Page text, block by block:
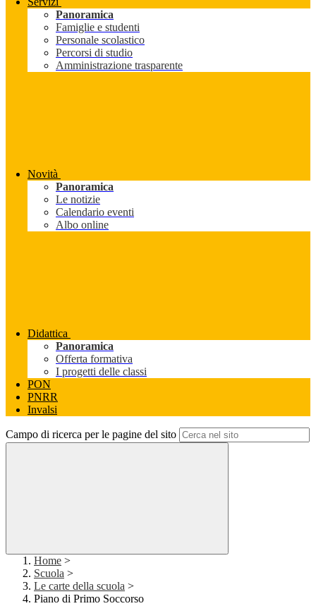
Panoramica
Famiglie e studenti
Personale scolastico
Percorsi di studio
Amministrazione trasparente
Novità
Panoramica
Le notizie
Calendario eventi
Albo online
Didattica
Panoramica
Offerta formativa
I progetti delle classi
PON
PNRR
Invalsi
Campo di ricerca per le pagine del sito
Home >
Scuola >
Le carte della scuola >
Piano di Primo Soccorso